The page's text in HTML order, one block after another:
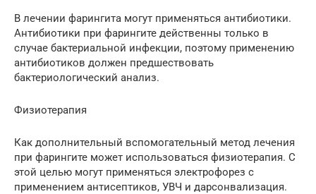
В лечении фарингита могут применяться антибиотики.
Антибиотики при фарингите действенны только в
случае бактериальной инфекции, поэтому применению
антибиотиков должен предшествовать
бактериологический анализ.
Физиотерапия
Как дополнительный вспомогательный метод лечения
при фарингите может использоваться физиотерапия. С
этой целью могут применяться электрофорез с
применением антисептиков, УВЧ и дарсонвализация.